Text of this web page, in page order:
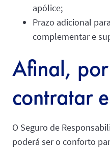
apólice;
Prazo adicional
complementar e
Afinal,
contratar
O Seguro de
poderá ser o conforto